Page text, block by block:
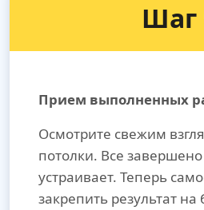
Шаг
Прием выполненных
Осмотрите свежим
потолки. Все завершено
устраивает. Теперь
закрепить результат на